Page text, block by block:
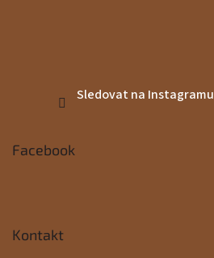
Sledovat na Instagramu
Facebook
Kontakt